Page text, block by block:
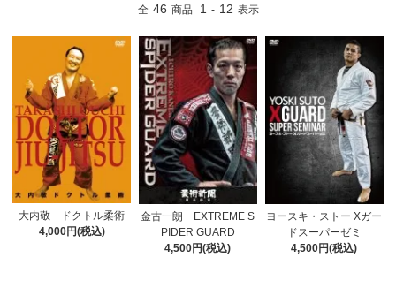
全 46 商品 1 - 12 表示
大内敬 ドクトル柔術
4,000円(税込)
金古一朗 EXTREME S
PIDER GUARD
4,500円(税込)
ヨースキ・ストー Xガー
ドスーパーゼミ
4,500円(税込)